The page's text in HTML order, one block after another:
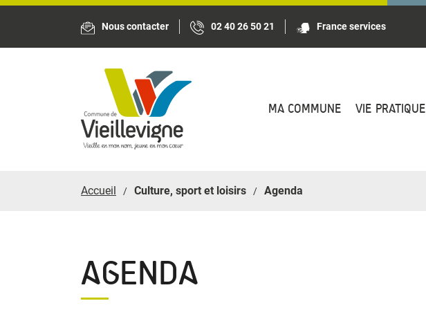
Nous contacter 02 40 26 50 21 France services
MA COMMUNE VIE PRATIQUE
Accueil Culture, sport et loisirs Agenda
AGENDA
Panneau de gestion des cookies